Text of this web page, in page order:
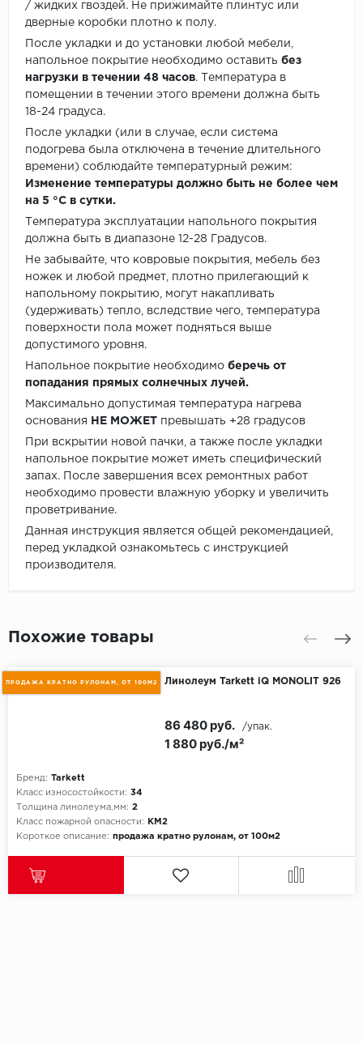
/ жидких гвоздей. Не прижимайте плинтус или
дверные коробки плотно к полу.
После укладки и до установки любой мебели,
напольное покрытие необходимо оставить без
нагрузки в течении 48 часов. Температура в
помещении в течении этого времени должна быть
18-24 градуса.
После укладки (или в случае, если система
подогрева была отключена в течение длительного
времени) соблюдайте температурный режим:
Изменение температуры должно быть не более чем
на 5 °C в сутки.
Температура эксплуатации напольного покрытия
должна быть в диапазоне 12-28 Градусов.
Не забывайте, что ковровые покрытия, мебель без
ножек и любой предмет, плотно прилегающий к
напольному покрытию, могут накапливать
(удерживать) тепло, вследствие чего, температура
поверхности пола может подняться выше
допустимого уровня.
Напольное покрытие необходимо беречь от
попадания прямых солнечных лучей.
Максимально допустимая температура нагрева
основания
НЕ МОЖЕТ превышать +28 градусов
При вскрытии новой пачки, а также после укладки
напольное покрытие может иметь специфический
запах. После завершения всех ремонтных работ
необходимо провести влажную уборку и увеличить
проветривание.
Данная инструкция является общей рекомендацией,
перед укладкой ознакомьтесь с инструкцией
производителя.
Похожие товары
ПРОДАЖА КРАТНО РУЛОНАМ, ОТ 100М2 Линолеум Tarkett iQ MONOLIT 926
Бренд: Tarkett
Класс износостойкости: 34
Толщина линолеума,мм: 2
Класс пожарной опасности:
КМ2
Короткое описание: продажа кратно рулонам, от 100м2
1 880 руб./м²
86 480 руб. /упак.